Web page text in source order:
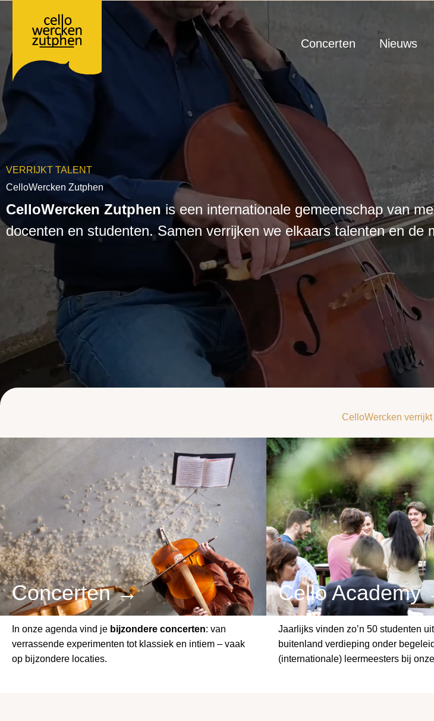
inhoud
Concerten Nieuws
VERRIJKT TALENT
CelloWercken Zutphen
CelloWercken Zutphenis een internationale gemeenschap van
docenten en studenten. Samen verrijken we elkaars talenten en de
CelloWercken verrijkt
Concerten →
In onze agenda vind je bijzondere concerten: van
verrassende experimenten tot klassiek en intiem – vaak
op bijzondere locaties.
Cello Academy
Jaarlijks vinden zo’n 50 studenten
buitenland verdieping onder
(internationale) leermeesters bij onze